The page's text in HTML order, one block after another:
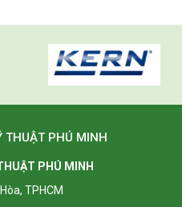
THUẬT PHÚ MINH
PHÚ MINH
TPHCM